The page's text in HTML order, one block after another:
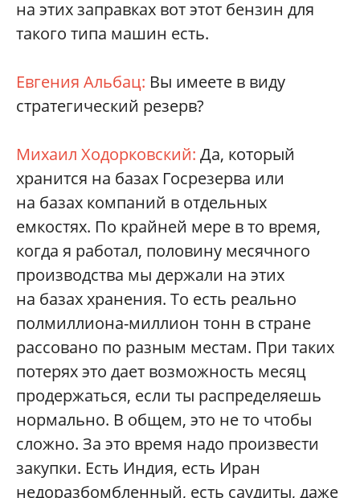
на этих заправках вот этот бензин для
такого типа машин есть.
Евгения Альбац: Вы имеете в виду
стратегический резерв?
Михаил Ходорковский: Да, который
хранится на базах Госрезерва или
на базах компаний в отдельных
емкостях. По крайней мере в то время,
когда я работал, половину месячного
производства мы держали на этих
на базах хранения. То есть реально
полмиллиона-миллион тонн в стране
рассовано по разным местам. При таких
потерях это дает возможность месяц
продержаться, если ты распределяешь
нормально. В общем, это не то чтобы
сложно. За это время надо произвести
закупки. Есть Индия, есть Иран
недоразбомбленный, есть саудиты, даже